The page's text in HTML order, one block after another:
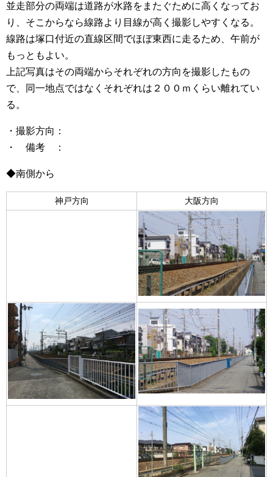
並走部分の両端は道路が水路をまたぐために高くなってお
り、そこからなら線路より目線が高く撮影しやすくなる。
線路は塚口付近の直線区間でほぼ東西に走るため、午前が
もっともよい。
上記写真はその両端からそれぞれの方向を撮影したもの
で、同一地点ではなくそれぞれは２００ｍくらい離れてい
る。
・撮影方向：
・ 備考 ：
◆南側から
神戸方向 大阪方向